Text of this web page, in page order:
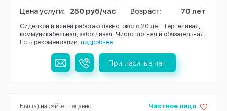
Цена услуги: 250 руб/час Возраст: 70 лет
Сиделкой и няней работаю давно, около 20 лет. Терпеливая,
коммуникабельная, заботливая. Чистоплотная и обязательная.
Есть рекомендации. подробнее
Пригласить в чат
Частное лицо
Был(а) на сайте: Недавно